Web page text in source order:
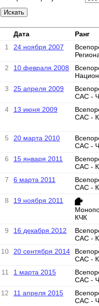
Дата
Ранг
1
24 ноября 2007
2
10 февраля 2008
3
25 апреля 2009
САС -
4
13 июня 2009
САС -
5 20 марта 2010
САС -
6
15 января 2011
САС -
7
6 марта 2011
САС -
8
19 ноября 2011
КЧК
9
16 декабря 2012
САС -
10
20 сентября 2014
САС -
11
1 марта 2015
САС -
12
11 апреля 2015
САС -